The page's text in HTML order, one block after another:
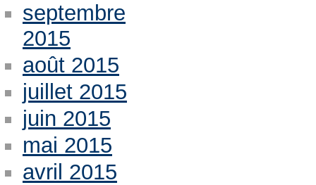
septembre
2015
août 2015
juillet 2015
juin 2015
mai 2015
avril 2015